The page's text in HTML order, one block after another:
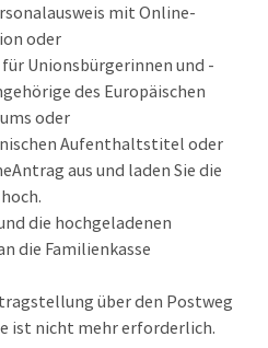
mit Online-
oder
Unionsbürgerinnen und -
des Europäischen
oder
Aufenthaltstitel oder
aus und laden Sie die
die hochgeladenen
die Familienkasse
über den Postweg
ist nicht mehr erforderlich.